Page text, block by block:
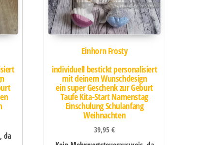
da
Einhorn Frosty
individuell bestickt personalisiert
mit deinem Wunschdesign
ein super Geschenk zur Geburt
Taufe Kita-Start Namenstag
Einschulung Schulanfang
Weihnachten
39,95€